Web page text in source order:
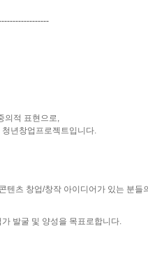
의적 표현으로,
년창업프로젝트입니다.
텐츠 창업/창작 아이디어가 있는 분들
발굴 및 양성을 목표로합니다.